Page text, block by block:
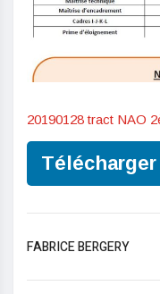
20190128 tract NAO
Télécharger
FABRICE BERGERY